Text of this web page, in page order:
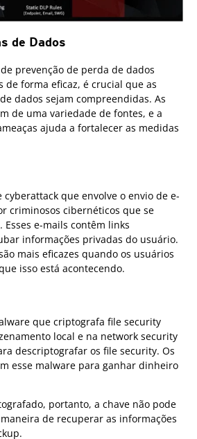
de Dados
prevenção de perda de dados
de forma eficaz, é crucial que as
dados sejam compreendidas. As
de uma variedade de fontes, e a
ajuda a fortalecer as medidas
que envolve o envio de e-
criminosos cibernéticos que se
e-mails contêm links
informações privadas do usuário.
mais eficazes quando os usuários
isso está acontecendo.
que criptografa file security
local e na network security
descriptografar os file security. Os
esse malware para ganhar dinheiro
portanto, a chave não pode
de recuperar as informações